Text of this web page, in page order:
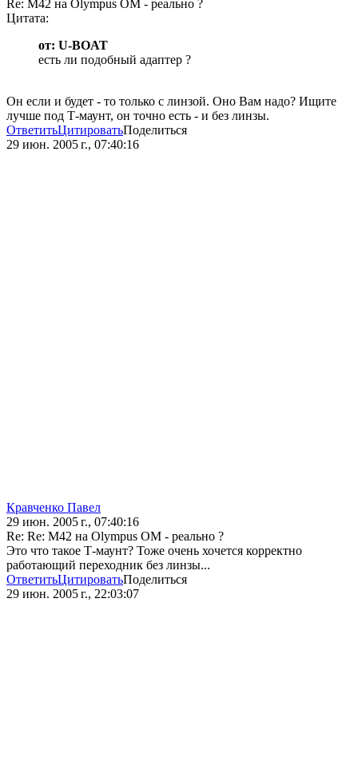
Re: M42 на Olympus OM - реально ?
Цитата:
от: U-BOAT
есть ли подобный адаптер ?
Он если и будет - то только с линзой. Оно Вам надо? Ищите
лучше под Т-маунт, он точно есть - и без линзы.
ОтветитьЦитироватьПоделиться
29 июн. 2005 г., 07:40:16
Кравченко Павел
29 июн. 2005 г., 07:40:16
Re: Re: M42 на Olympus OM - реально ?
Это что такое Т-маунт? Тоже очень хочется корректно
работающий переходник без линзы...
ОтветитьЦитироватьПоделиться
29 июн. 2005 г., 22:03:07